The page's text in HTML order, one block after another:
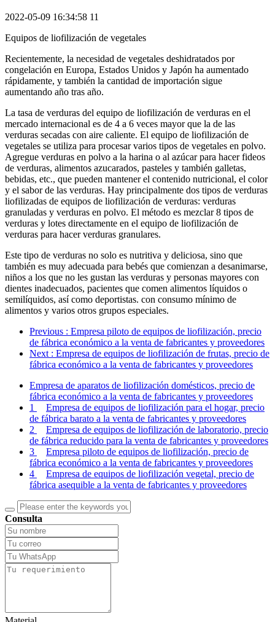
2022-05-09 16:34:58 11
Equipos de liofilización de vegetales
Recientemente, la necesidad de vegetales deshidratados por
congelación en Europa, Estados Unidos y Japón ha aumentado
rápidamente, y también la cantidad de importación sigue
aumentando año tras año.
La tasa de verduras del equipo de liofilización de verduras en el
mercado internacional es de 4 a 6 veces mayor que la de las
verduras secadas con aire caliente. El equipo de liofilización de
vegetales se utiliza para procesar varios tipos de vegetales en polvo.
Agregue verduras en polvo a la harina o al azúcar para hacer fideos
de verduras, alimentos azucarados, pasteles y también galletas,
bebidas, etc., que pueden mantener el contenido nutricional, el color
y el sabor de las verduras. Hay principalmente dos tipos de verduras
liofilizadas de equipos de liofilización de verduras: verduras
granuladas y verduras en polvo. El método es mezclar 8 tipos de
verduras y lotes directamente en el equipo de liofilización de
verduras para hacer verduras granulares.
Este tipo de verduras no solo es nutritiva y deliciosa, sino que
también es muy adecuada para bebés que comienzan a desanimarse,
niños a los que no les gustan las verduras y personas mayores con
dientes inadecuados, pacientes que comen alimentos líquidos o
semilíquidos, así como deportistas. con consumo mínimo de
alimentos y varios otros grupos especiales.
Previous : Empresa piloto de equipos de liofilización, precio
de fábrica económico a la venta de fabricantes y proveedores
Next : Empresa de equipos de liofilización de frutas, precio de
fábrica económico a la venta de fabricantes y proveedores
Empresa de aparatos de liofilización domésticos, precio de
fábrica económico a la venta de fabricantes y proveedores
1
Empresa de equipos de liofilización para el hogar, precio
de fábrica barato a la venta de fabricantes y proveedores
2
Empresa de equipos de liofilización de laboratorio, precio
de fábrica reducido para la venta de fabricantes y proveedores
3
Empresa piloto de equipos de liofilización, precio de
fábrica económico a la venta de fabricantes y proveedores
4
Empresa de equipos de liofilización vegetal, precio de
fábrica asequible a la venta de fabricantes y proveedores
Consulta